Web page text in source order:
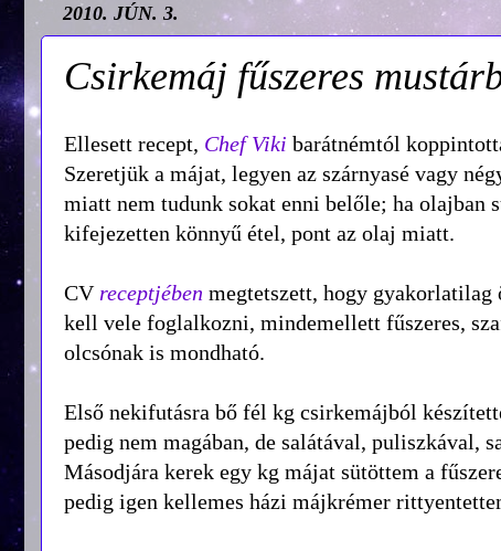
2010. JÚN. 3.
Csirkemáj fűszeres
Ellesett recept, Chef Viki barátnémtól
Szeretjük a májat, legyen az szárnyasé vagy
miatt nem tudunk sokat enni belőle; ha olajban
kifejezetten könnyű étel, pont az olaj miatt.
CV receptjében megtetszett, hogy gyakorlatilag
kell vele foglalkozni, mindemellett fűszeres,
olcsónak is mondható.
Első nekifutásra bő fél kg csirkemájból
pedig nem magában, de salátával, puliszkával,
Másodjára kerek egy kg májat sütöttem a
pedig igen kellemes házi májkrémer